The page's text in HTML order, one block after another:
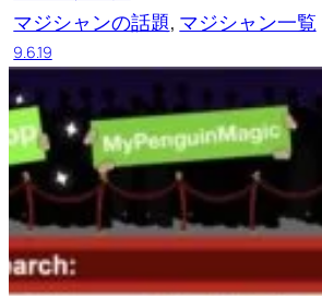
マジシャンの話題, マジシャン一覧
9.6.19